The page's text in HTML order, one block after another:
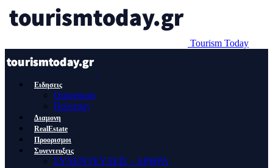
Tourism Today
Ειδησεις
Οικονομια
Πολιτικη
Διαμονη
RealEstate
Προορισμοι
Συνεντευξεις
ΣΥΝΕΝΤΕΥΞΕΙΣ – ΑΡΘΡΑ